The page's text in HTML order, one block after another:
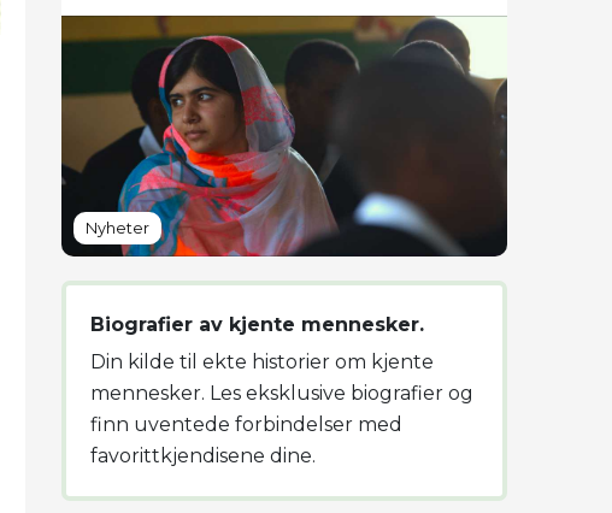
Nyheter
Biografier av kjente mennesker.
Din kilde til ekte historier om kjente
mennesker. Les eksklusive biografier og
finn uventede forbindelser med
favorittkjendisene dine.